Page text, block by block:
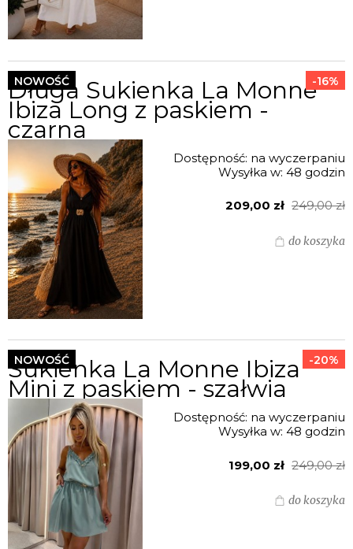
Długa Sukienka La Monne
Ibiza Long z paskiem -
czarna
Dostępność: na wyczerpaniu
Wysyłka w: 48 godzin
209,00 zł 249,00 zł
do koszyka
-16%
NOWOŚĆ
Sukienka La Monne Ibiza
Mini z paskiem - szałwia
Dostępność: na wyczerpaniu
Wysyłka w: 48 godzin
199,00 zł 249,00 zł
do koszyka
-20%
NOWOŚĆ